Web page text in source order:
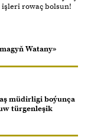
rowaç bolsun!
Watany»
müdirligi boýunça
türgenleşik